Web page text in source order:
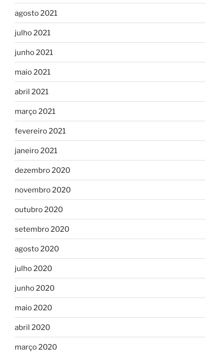
agosto 2021
julho 2021
junho 2021
maio 2021
abril 2021
março 2021
fevereiro 2021
janeiro 2021
dezembro 2020
novembro 2020
outubro 2020
setembro 2020
agosto 2020
julho 2020
junho 2020
maio 2020
abril 2020
março 2020